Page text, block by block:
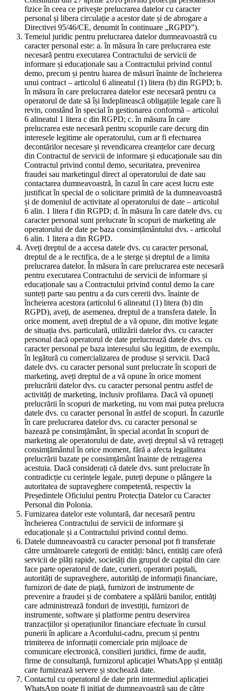
fizice în ceea ce privește prelucrarea datelor cu caracter
personal și libera circulație a acestor date și de abrogare a
Directivei 95/46/CE, denumit în continuare „RGPD”).
Temeiul juridic pentru prelucrarea datelor dumneavoastră cu
caracter personal este: a. în măsura în care prelucrarea este
necesară pentru executarea Contractului de servicii de
informare și educaționale sau a Contractului privind contul
demo, precum și pentru luarea de măsuri înainte de încheierea
unui contract – articolul 6 alineatul (1) litera (b) din RGPD; b.
în măsura în care prelucrarea datelor este necesară pentru ca
operatorul de date să își îndeplinească obligațiile legale care îi
revin, constând în special în gestionarea conformă – articolul
6 alineatul 1 litera c din RGPD; c. în măsura în care
prelucrarea este necesară pentru scopurile care decurg din
interesele legitime ale operatorului, cum ar fi efectuarea
decontărilor necesare și revendicarea creanțelor care decurg
din Contractul de servicii de informare și educaționale sau din
Contractul privind contul demo, securitatea, prevenirea
fraudei sau marketingul direct al operatorului de date sau
contactarea dumneavoastră, în cazul în care acest lucru este
justificat în special de o solicitare primită de la dumneavoastră
și de domeniul de activitate al operatorului de date – articolul
6 alin. 1 litera f din RGPD; d. în măsura în care datele dvs. cu
caracter personal sunt prelucrate în scopuri de marketing ale
operatorului de date pe baza consimțământului dvs. - articolul
6 alin. 1 litera a din RGPD.
Aveți dreptul de a accesa datele dvs. cu caracter personal,
dreptul de a le rectifica, de a le șterge și dreptul de a limita
prelucrarea datelor. În măsura în care prelucrarea este necesară
pentru executarea Contractului de servicii de informare și
educaționale sau a Contractului privind contul demo la care
sunteți parte sau pentru a da curs cererii dvs. înainte de
încheierea acestora (articolul 6 alineatul (1) litera (b) din
RGPD), aveți, de asemenea, dreptul de a transfera datele. În
orice moment, aveți dreptul de a vă opune, din motive legate
de situația dvs. particulară, utilizării datelor dvs. cu caracter
personal dacă operatorul de date prelucrează datele dvs. cu
caracter personal pe baza interesului său legitim, de exemplu,
în legătură cu comercializarea de produse și servicii. Dacă
datele dvs. cu caracter personal sunt prelucrate în scopuri de
marketing, aveți dreptul de a vă opune în orice moment
prelucrării datelor dvs. cu caracter personal pentru astfel de
activități de marketing, inclusiv profilarea. Dacă vă opuneți
prelucrării în scopuri de marketing, nu vom mai putea prelucra
datele dvs. cu caracter personal în astfel de scopuri. În cazurile
în care prelucrarea datelor dvs. cu caracter personal se
bazează pe consimțământ, în special acordat în scopuri de
marketing ale operatorului de date, aveți dreptul să vă retrageți
consimțământul în orice moment, fără a afecta legalitatea
prelucrării bazate pe consimțământ înainte de retragerea
acestuia. Dacă considerați că datele dvs. sunt prelucrate în
contradicție cu cerințele legale, puteți depune o plângere la
autoritatea de supraveghere competentă, respectiv la
Președintele Oficiului pentru Protecția Datelor cu Caracter
Personal din Polonia.
Furnizarea datelor este voluntară, dar necesară pentru
încheierea Contractului de servicii de informare și
educaționale și a Contractului privind contul demo.
Datele dumneavoastră cu caracter personal pot fi transferate
către următoarele categorii de entități: bănci, entități care oferă
servicii de plăți rapide, societăți din grupul de capital din care
face parte operatorul de date, curieri, operatori poștali,
autorități de supraveghere, autorități de informații financiare,
furnizori de date de piață, furnizori de instrumente de
prevenire a fraudei și de combatere a spălării banilor, entități
care administrează fonduri de investiții, furnizori de
instrumente, software și platforme pentru deservirea
tranzacțiilor și operațiunilor financiare efectuate în cursul
punerii în aplicare a Acordului-cadru, precum și pentru
trimiterea de informații comerciale prin mijloace de
comunicare electronică, consilieri juridici, firme de audit,
firme de consultanță, furnizorul aplicației WhatsApp și entități
care furnizează servere și stochează date.
Contactul cu operatorul de date prin intermediul aplicației
WhatsApp poate fi inițiat de dumneavoastră sau de către